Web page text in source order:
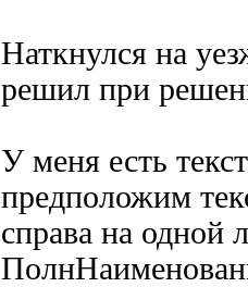
Наткнулся на
решил при
У меня есть
предположим
справа на одной